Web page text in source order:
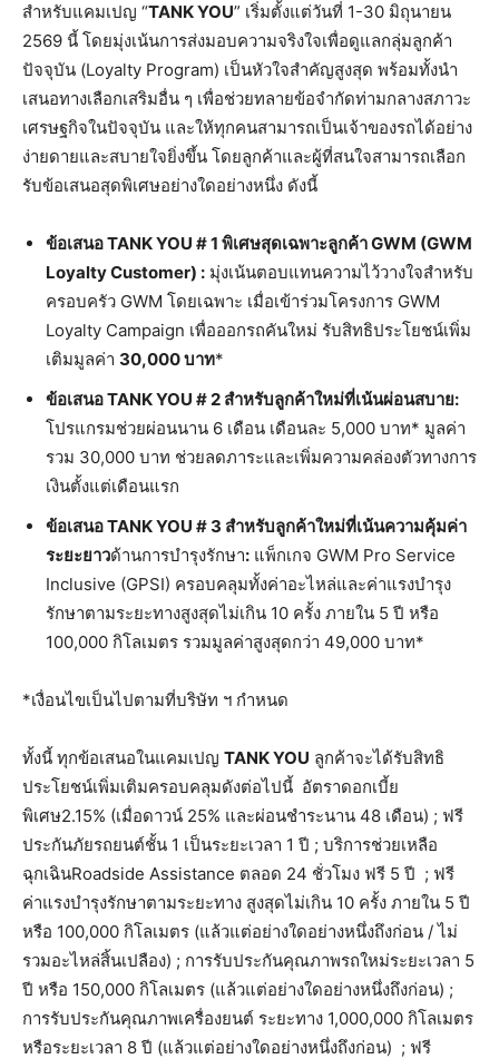
สำหรับแคมเปญ “TANK YOU” เริ่มตั้งแต่วันที่ 1-30 มิถุนายน
2569 นี้ โดยมุ่งเน้นการส่งมอบความจริงใจเพื่อดูแลกลุ่มลูกค้า
ปัจจุบัน (Loyalty Program) เป็นหัวใจสำคัญสูงสุด พร้อมทั้งนำ
เสนอทางเลือกเสริมอื่น ๆ เพื่อช่วยทลายข้อจำกัดท่ามกลางสภาวะ
เศรษฐกิจในปัจจุบัน และให้ทุกคนสามารถเป็นเจ้าของรถได้อย่าง
ง่ายดายและสบายใจยิ่งขึ้น โดยลูกค้าและผู้ที่สนใจสามารถเลือก
รับข้อเสนอสุดพิเศษอย่างใดอย่างหนึ่ง ดังนี้
ข้อเสนอTANK YOU # 1 พิเศษสุดเฉพาะลูกค้า GWM (GWM
Loyalty Customer) : มุ่งเน้นตอบแทนความไว้วางใจสำหรับ
ครอบครัว GWM โดยเฉพาะ เมื่อเข้าร่วมโครงการ GWM
Loyalty Campaign เพื่อออกรถคันใหม่ รับสิทธิประโยชน์เพิ่ม
เติมมูลค่า 30,000 บาท*
ข้อเสนอTANK YOU # 2 สำหรับลูกค้าใหม่ที่เน้นผ่อนสบาย:
โปรแกรมช่วยผ่อนนาน 6 เดือน เดือนละ 5,000 บาท* มูลค่า
รวม 30,000 บาท ช่วยลดภาระและเพิ่มความคล่องตัวทางการ
เงินตั้งแต่เดือนแรก
ข้อเสนอTANK YOU # 3 สำหรับลูกค้าใหม่ที่เน้นความคุ้มค่า
ระยะยาวด้านการบำรุงรักษา: แพ็กเกจ GWM Pro Service
Inclusive (GPSI) ครอบคลุมทั้งค่าอะไหล่และค่าแรงบำรุง
รักษาตามระยะทางสูงสุดไม่เกิน 10 ครั้ง ภายใน 5 ปี หรือ
100,000 กิโลเมตร รวมมูลค่าสูงสุดกว่า 49,000 บาท*
*เงื่อนไขเป็นไปตามที่บริษัท ฯ กำหนด
ทั้งนี้ ทุกข้อเสนอในแคมเปญ TANK YOU ลูกค้าจะได้รับสิทธิ
ประโยชน์เพิ่มเติมครอบคลุมดังต่อไปนี้ อัตราดอกเบี้ย
พิเศษ2.15% (เมื่อดาวน์ 25% และผ่อนชำระนาน 48 เดือน) ; ฟรี
ประกันภัยรถยนต์ชั้น 1 เป็นระยะเวลา 1 ปี ; บริการช่วยเหลือ
ฉุกเฉินRoadside Assistance ตลอด 24 ชั่วโมง ฟรี 5 ปี ; ฟรี
ค่าแรงบำรุงรักษาตามระยะทาง สูงสุดไม่เกิน 10 ครั้ง ภายใน 5 ปี
หรือ 100,000 กิโลเมตร (แล้วแต่อย่างใดอย่างหนึ่งถึงก่อน / ไม่
รวมอะไหล่สิ้นเปลือง) ; การรับประกันคุณภาพรถใหม่ระยะเวลา 5
ปี หรือ 150,000 กิโลเมตร (แล้วแต่อย่างใดอย่างหนึ่งถึงก่อน) ;
การรับประกันคุณภาพเครื่องยนต์ ระยะทาง 1,000,000 กิโลเมตร
หรือระยะเวลา 8 ปี (แล้วแต่อย่างใดอย่างหนึ่งถึงก่อน) ; ฟรี